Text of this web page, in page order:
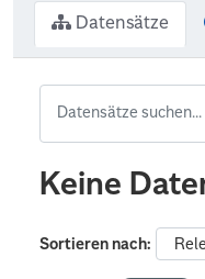
Datensätze
Keine
Sortieren nach